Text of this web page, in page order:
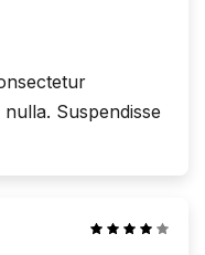
Suspendisse